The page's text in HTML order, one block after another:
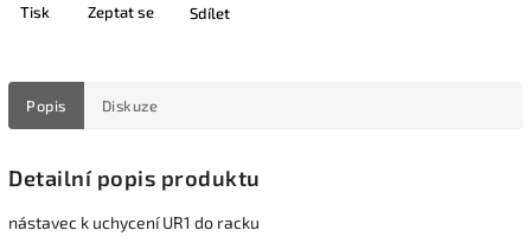
Tisk Zeptat se Sdílet
Popis Diskuze
Detailní popis produktu
nástavec k uchycení UR1 do racku